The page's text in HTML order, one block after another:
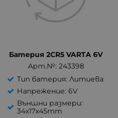
Батерия 2CR5 VARTA 6V
Арт.№: 243398
Тип батерия: Литиева
Напрежение: 6V
Външни размери:
34x17x45mm